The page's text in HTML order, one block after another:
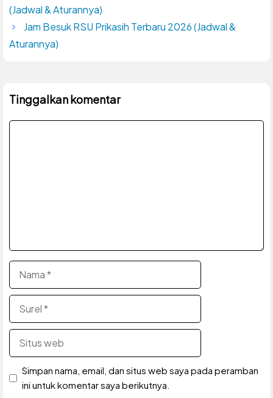
(Jadwal & Aturannya)
Jam Besuk RSU Prikasih Terbaru 2026 (Jadwal &
Aturannya)
Tinggalkan komentar
Komentar
Nama
Surel
Situs
web
Simpan nama, email, dan situs web saya pada peramban
ini untuk komentar saya berikutnya.